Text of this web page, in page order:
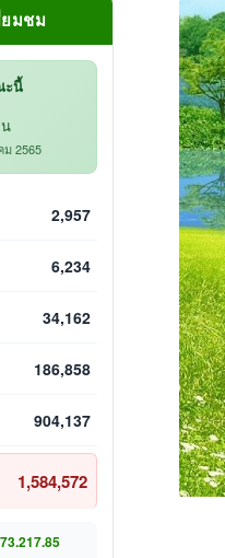
ยมชม
ะนี้
2565
2,957
6,234
34,162
186,858
904,137
1,584,572